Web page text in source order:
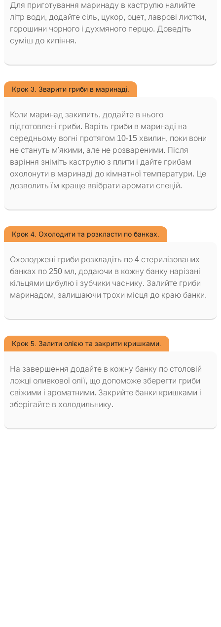
Для приготування маринаду в каструлю налийте
літр води, додайте сіль, цукор, оцет, лаврові листки,
горошини чорного і духмяного перцю. Доведіть
суміш до кипіння.
Крок 3. Зварити гриби в маринаді.
Коли маринад закипить, додайте в нього
підготовлені гриби. Варіть гриби в маринаді на
середньому вогні протягом 10-15 хвилин, поки вони
не стануть м'якими, але не розвареними. Після
варіння зніміть каструлю з плити і дайте грибам
охолонути в маринаді до кімнатної температури. Це
дозволить їм краще ввібрати аромати спецій.
Крок 4. Охолодити та розкласти по банках.
Охолоджені гриби розкладіть по 4 стерилізованих
банках по 250 мл, додаючи в кожну банку нарізані
кільцями цибулю і зубчики часнику. Залийте гриби
маринадом, залишаючи трохи місця до краю банки.
Крок 5. Залити олією та закрити кришками.
На завершення додайте в кожну банку по столовій
ложці оливкової олії, що допоможе зберегти гриби
свіжими і ароматними. Закрийте банки кришками і
зберігайте в холодильнику.